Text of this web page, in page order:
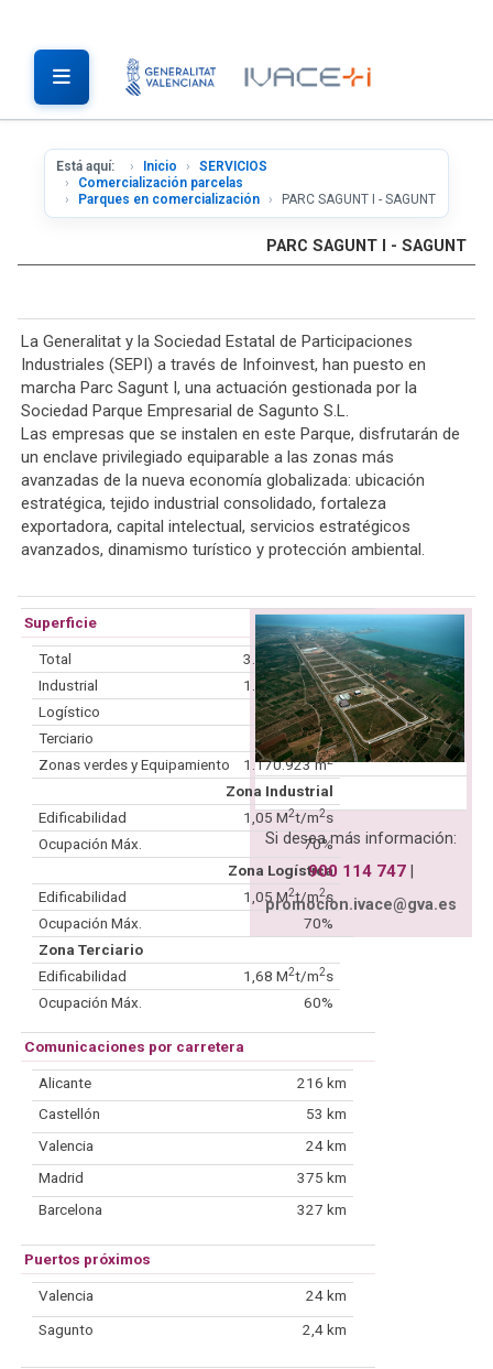
Está aquí: Inicio
SERVICIOS
Comercialización parcelas
Parques en comercialización
PARC SAGUNT I - SAGUNT
PARC SAGUNT I - SAGUNT
La Generalitat y la Sociedad Estatal de Participaciones
Industriales (SEPI) a través de Infoinvest, han puesto en
marcha Parc Sagunt I, una actuación gestionada por la
Sociedad Parque Empresarial de Sagunto S.L.
Las empresas que se instalen en este Parque, disfrutarán de
un enclave privilegiado equiparable a las zonas más
avanzadas de la nueva economía globalizada: ubicación
estratégica, tejido industrial consolidado, fortaleza
exportadora, capital intelectual, servicios estratégicos
avanzados, dinamismo turístico y protección ambiental.
Superficie
Total 3.033.646 m2
Industrial 1.022.587 m2
Logístico 675.806 m2
Terciario 159.530 m2
Zonas verdes y Equipamiento 1.170.923 m2
Zona Industrial
Edificabilidad
1,05 M2t/m2s
Ocupación Máx.
70%
Zona Logística
Edificabilidad
1,05 M2t/m2s
Ocupación Máx.
70%
Zona Terciario
Edificabilidad
1,68 M2t/m2s
Ocupación Máx.
60%
Comunicaciones por carretera
Alicante
216 km
Castellón
53 km
Valencia
24 km
Madrid
375 km
Barcelona
327 km
Puertos próximos
Valencia
24 km
Sagunto
2,4 km
Si desea más información:
900 114 747
promocion.ivace@gva.es